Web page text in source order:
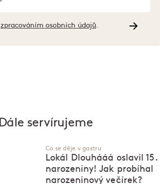
zpracováním osobních údajů
Dále servírujeme
Co se děje v gastru
Lokál Dlouhááá oslavil 15.
narozeniny! Jak probíhal
narozeninový večírek?